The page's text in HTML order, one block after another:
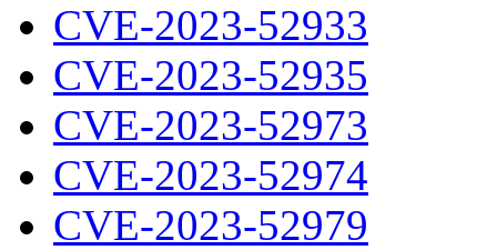
CVE-2023-52933
CVE-2023-52935
CVE-2023-52973
CVE-2023-52974
CVE-2023-52979